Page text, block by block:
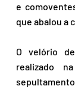
e
que abalou a
O velório
realizado